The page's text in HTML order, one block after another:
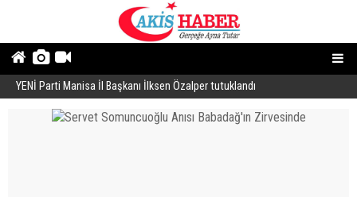
YENİ Parti Manisa İl Başkanı İlksen Özalper tutuklandı